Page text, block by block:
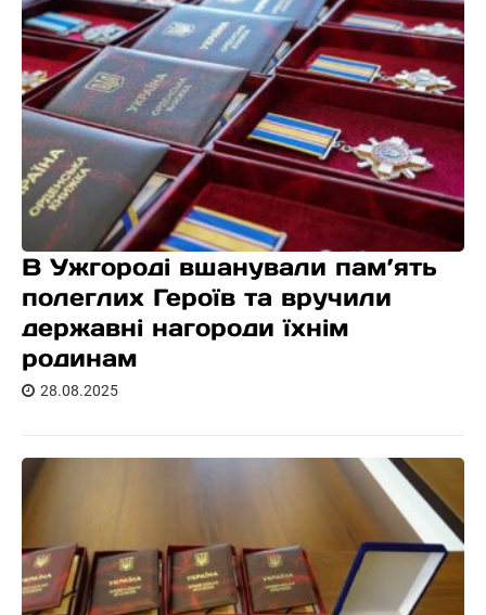
В Ужгороді вшанували пам’ять
полеглих Героїв та вручили
державні нагороди їхнім
родинам
28.08.2025